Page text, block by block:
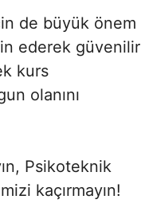
de büyük önem
ederek güvenilir
kurs
olanını
Psikoteknik
kaçırmayın!